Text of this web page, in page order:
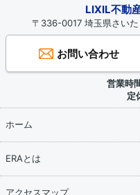
LIXIL不動
〒336-0017 埼玉県さい
お問い合わせ
営業時
定
ホーム
ERAとは
アクセスマップ